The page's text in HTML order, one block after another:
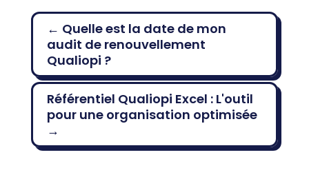
← Quelle est la date de mon
audit de renouvellement
Qualiopi ?
Référentiel Qualiopi Excel : L'outil
pour une organisation optimisée
→